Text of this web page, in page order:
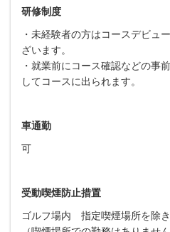
研修制度
・未経験者の方はコースデビュ
ざいます。
・就業前にコース確認などの事
してコースに出られます。
車通勤
可
受動喫煙防止措置
ゴルフ場内 指定喫煙場所を除き